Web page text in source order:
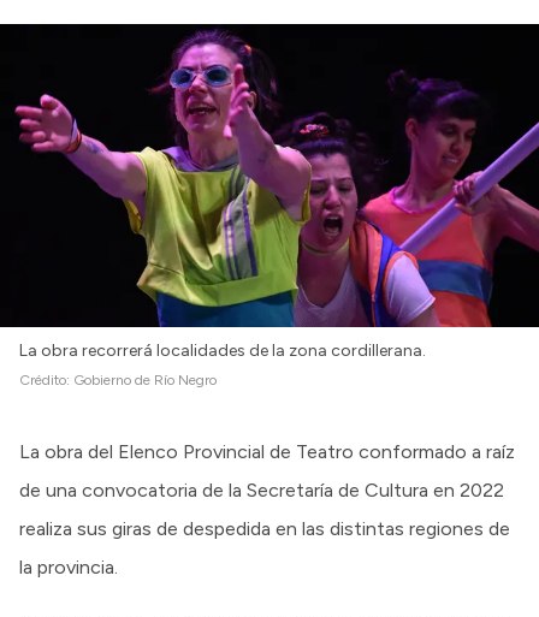
Login
La obra recorrerá localidades de la zona cordillerana.
Crédito: Gobierno de Río Negro
La obra del Elenco Provincial de Teatro conformado a raíz
de una convocatoria de la Secretaría de Cultura en 2022
realiza sus giras de despedida en las distintas regiones de
la provincia.